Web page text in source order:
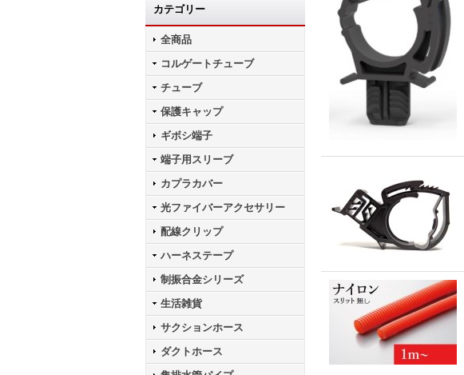
カテゴリー
全商品
コルゲートチューブ
チューブ
保護キャップ
ギボシ端子
端子用スリーブ
カプラカバー
光ファイバーアクセサリー
配線クリップ
ハーネステープ
制振合金シリーズ
生活雑貨
サクションホース
ダクトホース